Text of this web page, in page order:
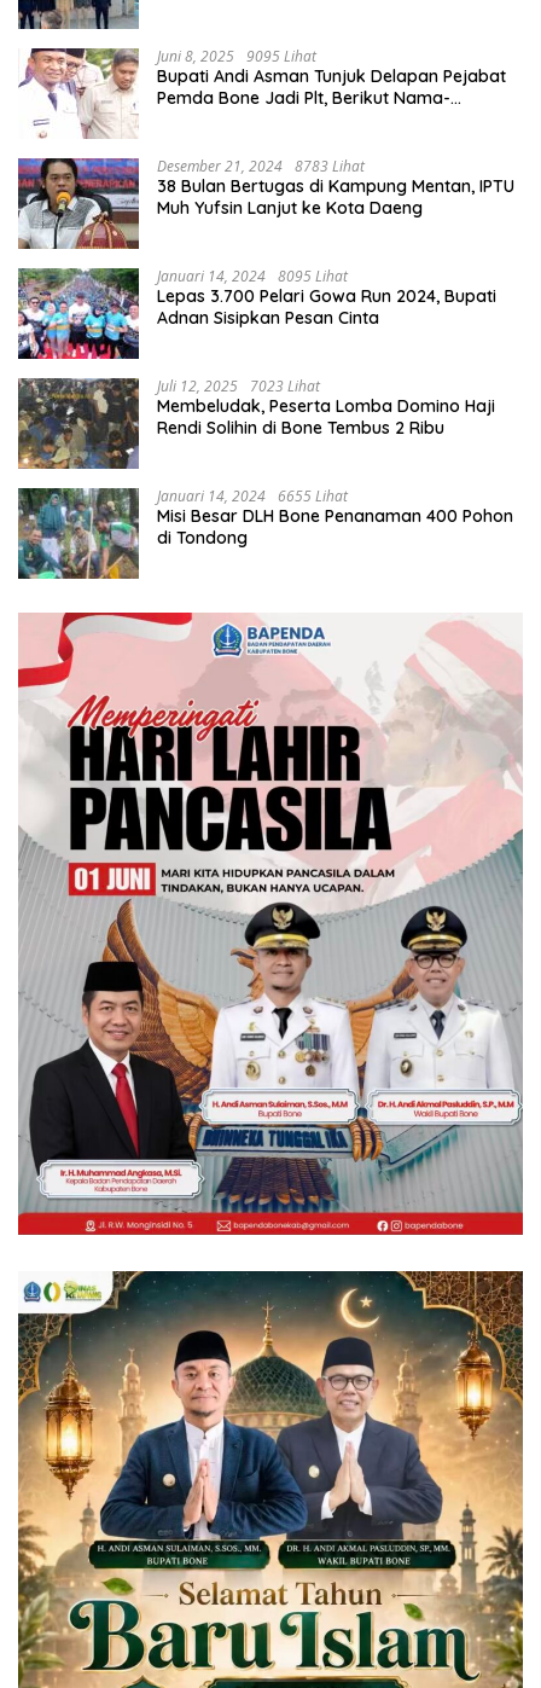
Juni 8, 2025 9095 Lihat
Bupati Andi Asman Tunjuk Delapan Pejabat
Pemda Bone Jadi Plt, Berikut Nama-
Desember 21, 2024 8783 Lihat
38 Bulan Bertugas di Kampung Mentan, IPTU
Muh Yufsin Lanjut ke Kota Daeng
Januari 14, 2024 8095 Lihat
Lepas 3.700 Pelari Gowa Run 2024, Bupati
Adnan Sisipkan Pesan Cinta
Juli 12, 2025 7023 Lihat
Membeludak, Peserta Lomba Domino Haji
Rendi Solihin di Bone Tembus 2 Ribu
Januari 14, 2024 6655 Lihat
Misi Besar DLH Bone Penanaman 400 Pohon
di Tondong